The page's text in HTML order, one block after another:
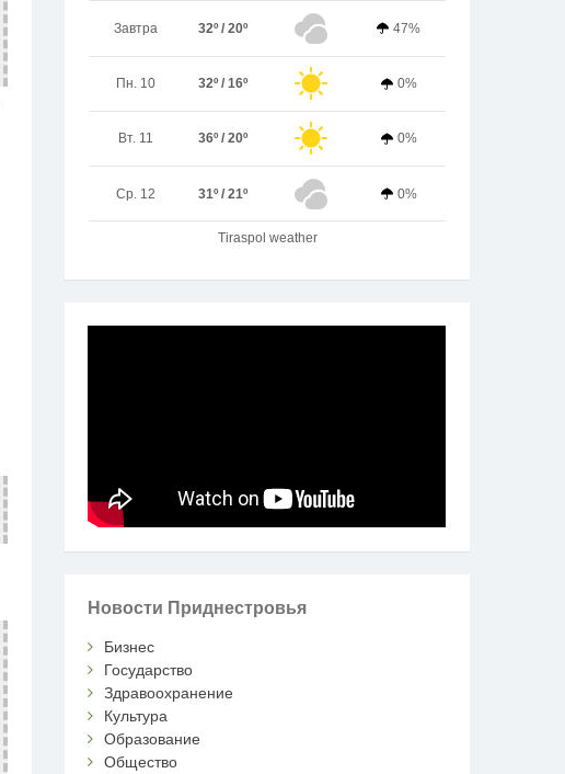
Завтра 32º / 20º 47%
Пн. 10 32º / 16º 0%
Вт. 11 36º / 20º 0%
Ср. 12 31º / 21º 0%
Tiraspol weather
Новости Приднестровья
Бизнес
Государство
Здравоохранение
Культура
Образование
Общество